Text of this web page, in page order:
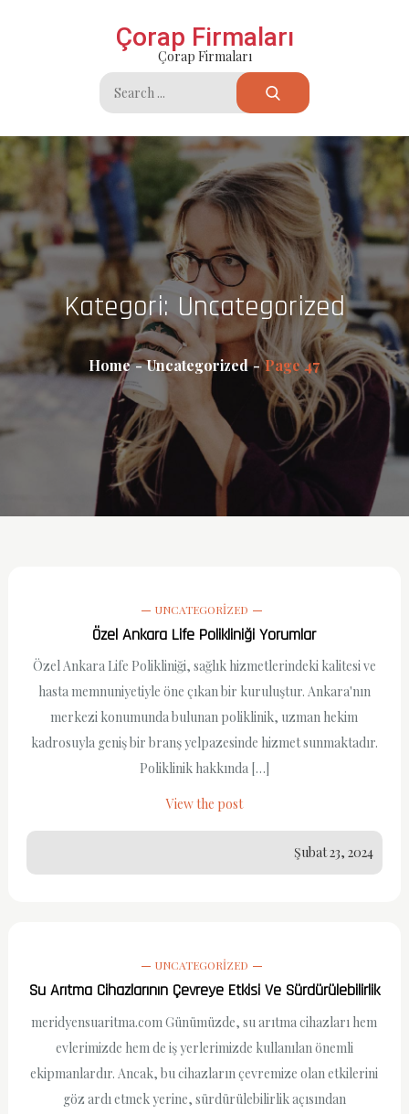
Çorap Firmaları
Çorap Firmaları
Search
for:
Kategori: Uncategorized
Home Uncategorized Page 47
UNCATEGORIZED
Özel Ankara Life Polikliniği Yorumlar
Özel Ankara Life Polikliniği, sağlık hizmetlerindeki kalitesi ve
hasta memnuniyetiyle öne çıkan bir kuruluştur. Ankara'nın
merkezi konumunda bulunan poliklinik, uzman hekim
kadrosuyla geniş bir branş yelpazesinde hizmet sunmaktadır.
Poliklinik hakkında […]
View the post
Şubat 23, 2024
UNCATEGORIZED
Su Arıtma Cihazlarının Çevreye Etkisi Ve Sürdürülebilirlik
meridyensuaritma.com Günümüzde, su arıtma cihazları hem
evlerimizde hem de iş yerlerimizde kullanılan önemli
ekipmanlardır. Ancak, bu cihazların çevremize olan etkilerini
göz ardı etmek yerine, sürdürülebilirlik açısından